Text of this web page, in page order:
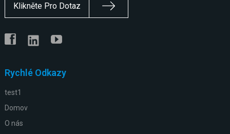
Klikněte Pro Dotaz
Rychlé Odkazy
test1
Domov
O nás